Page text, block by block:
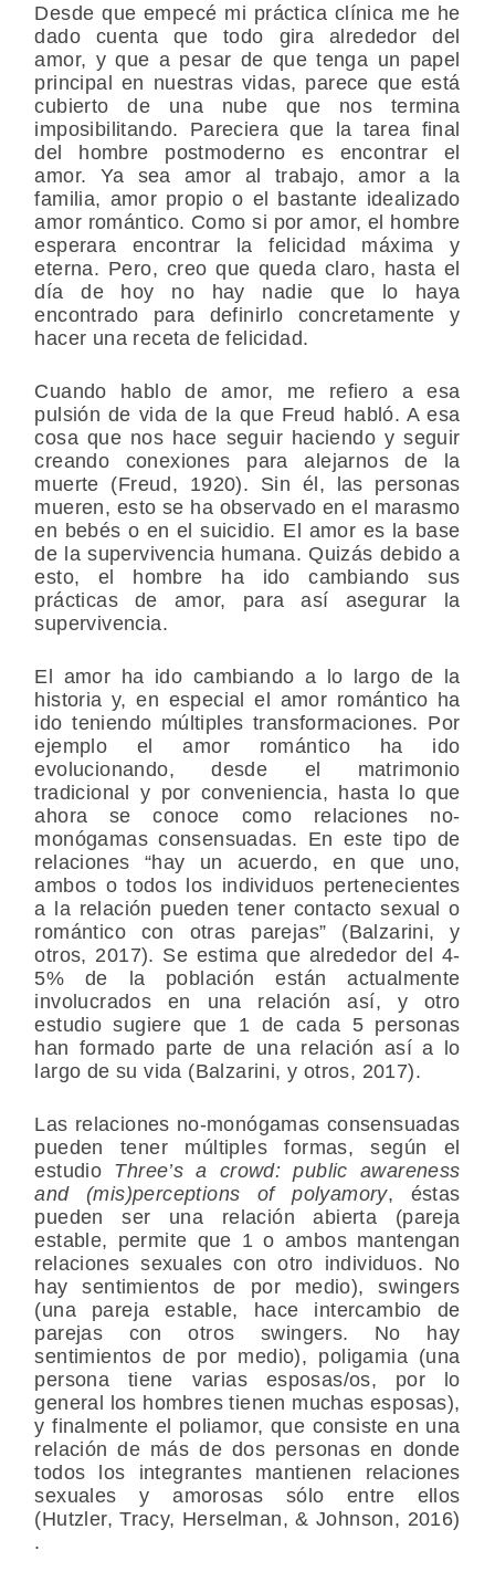
Desde que empecé mi práctica clínica me he
dado cuenta que todo gira alrededor del
amor, y que a pesar de que tenga un papel
principal en nuestras vidas, parece que está
cubierto de una nube que nos termina
imposibilitando. Pareciera que la tarea final
del hombre postmoderno es encontrar el
amor. Ya sea amor al trabajo, amor a la
familia, amor propio o el bastante idealizado
amor romántico. Como si por amor, el hombre
esperara encontrar la felicidad máxima y
eterna. Pero, creo que queda claro, hasta el
día de hoy no hay nadie que lo haya
encontrado para definirlo concretamente y
hacer una receta de felicidad.
Cuando hablo de amor, me refiero a esa
pulsión de vida de la que Freud habló. A esa
cosa que nos hace seguir haciendo y seguir
creando conexiones para alejarnos de la
muerte (Freud, 1920). Sin él, las personas
mueren, esto se ha observado en el marasmo
en bebés o en el suicidio. El amor es la base
de la supervivencia humana. Quizás debido a
esto, el hombre ha ido cambiando sus
prácticas de amor, para así asegurar la
supervivencia.
El amor ha ido cambiando a lo largo de la
historia y, en especial el amor romántico ha
ido teniendo múltiples transformaciones. Por
ejemplo el amor romántico ha ido
evolucionando, desde el matrimonio
tradicional y por conveniencia, hasta lo que
ahora se conoce como relaciones no-
monógamas consensuadas. En este tipo de
relaciones “hay un acuerdo, en que uno,
ambos o todos los individuos pertenecientes
a la relación pueden tener contacto sexual o
romántico con otras parejas” (Balzarini, y
otros, 2017). Se estima que alrededor del 4-
5% de la población están actualmente
involucrados en una relación así, y otro
estudio sugiere que 1 de cada 5 personas
han formado parte de una relación así a lo
largo de su vida (Balzarini, y otros, 2017).
Las relaciones no-monógamas consensuadas
pueden tener múltiples formas, según el
estudio Three’s a crowd: public awareness
and (mis)perceptions of polyamory, éstas
pueden ser una relación abierta (pareja
estable, permite que 1 o ambos mantengan
relaciones sexuales con otro individuos. No
hay sentimientos de por medio), swingers
(una pareja estable, hace intercambio de
parejas con otros swingers. No hay
sentimientos de por medio), poligamia (una
persona tiene varias esposas/os, por lo
general los hombres tienen muchas esposas),
y finalmente el poliamor, que consiste en una
relación de más de dos personas en donde
todos los integrantes mantienen relaciones
sexuales y amorosas sólo entre ellos
(Hutzler, Tracy, Herselman, & Johnson, 2016)
.